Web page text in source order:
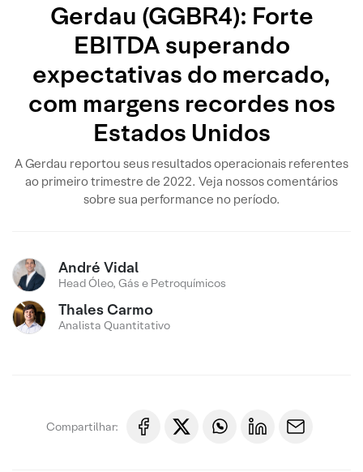
Gerdau (GGBR4): Forte
EBITDA superando
expectativas do mercado,
com margens recordes nos
Estados Unidos
A Gerdau reportou seus resultados operacionais referentes
ao primeiro trimestre de 2022. Veja nossos comentários
sobre sua performance no período.
André Vidal
Head Óleo, Gás e Petroquímicos
Thales Carmo
Analista Quantitativo
Compartilhar: